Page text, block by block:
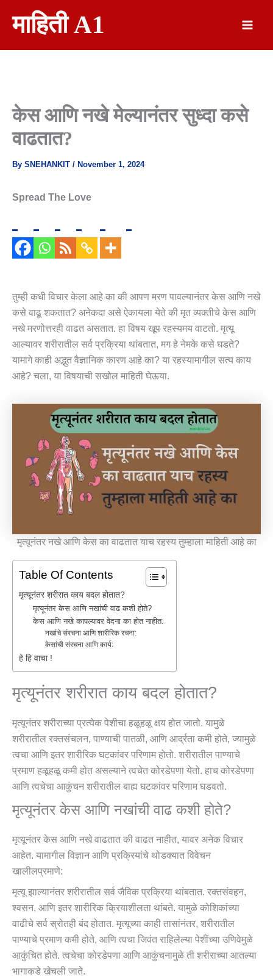
माहिती A1
केस आणि नखे मेल्यानंतर सुध्दा कसे
वाढतात?
By SNEHANKIT / November 1, 2024
Spread The Love
तुम्ही कधी विचार केला आहे का की आपण मरण पावल्यानंतर केस आणि नखे
कसे वाढू शकतात? अनेकदा असे ऐकायला येते की मृत व्यक्तीचे केस आणि
नखे मरणोत्तरही वाढत असतात. हा विषय खूप रहस्यमय वाटतो. मृत्यू
आल्यावर शरीरातील सर्व प्रक्रिया थांबतात, मग हे नेमके कसे घडते?
यामागे काही अद्भुत वैज्ञानिक कारण आहे का? या रहस्यामागील सत्य काय
आहे? चला, या विषयाची सखोल माहिती घेऊया.
मृत्यूनंतर नखे आणि केस का वाढतात याच रहस्य तुम्हाला माहिती आहे का
Table Of Contents
मृत्यूनंतर शरीरात काय बदल होतात?
मृत्यूनंतर केस आणि नखांची वाढ कशी होते?
केस आणि नखे कापल्यावर वेदना का होत नाहीत:
नखांचे संरचना आणि शारीरिक रचना:
केसांची संरचना आणि कार्य:
हे हि वाचा !
मृत्यूनंतर शरीरात काय बदल होतात?
मृत्यूनंतर शरीराच्या प्रत्येक पेशीचा हळूहळू क्षय होत जातो. यामुळे
शरीरातील रक्तसंचलन, पाण्याची पातळी, आणि आर्द्रता कमी होते, ज्यामुळे
त्वचा आणि इतर शारीरिक घटकांवर परिणाम होतो. शरीरातील पाण्याचे
प्रमाण हळूहळू कमी होत असल्याने त्वचेत कोरडेपणा येतो. हाच कोरडेपणा
आणि त्वचेचा आकुंचन शरीरातील बाह्य घटकांवर परिणाम घडवतो.
मृत्यूनंतर केस आणि नखांची वाढ कशी होते?
मृत्यूनंतर केस आणि नखे वाढतात की वाढत नाहीत, यावर अनेक विचार
आहेत. यामागील विज्ञान आणि प्रक्रियांचे थोडक्यात विवेचन
खालीलप्रमाणे:
मृत्यू झाल्यानंतर शरीरातील सर्व जैविक प्रक्रिया थांबतात. रक्तसंवहन,
श्वसन, आणि इतर शारीरिक क्रियाशीलता थांबते. यामुळे कोशिकांच्या
वाढीचे सर्व स्रोतही बंद होतात. मृत्यूच्या काही तासांनंतर, शरीरातील
पाण्याचे प्रमाण कमी होते, आणि त्वचा जिवंत राहिलेल्या पेशींच्या उणिवेमुळे
आकुंचित होते. त्वचेचा कोरडेपणा आणि आकुंचनामुळे ती शरीराच्या आतल्या
भागाकडे खेचली जाते.